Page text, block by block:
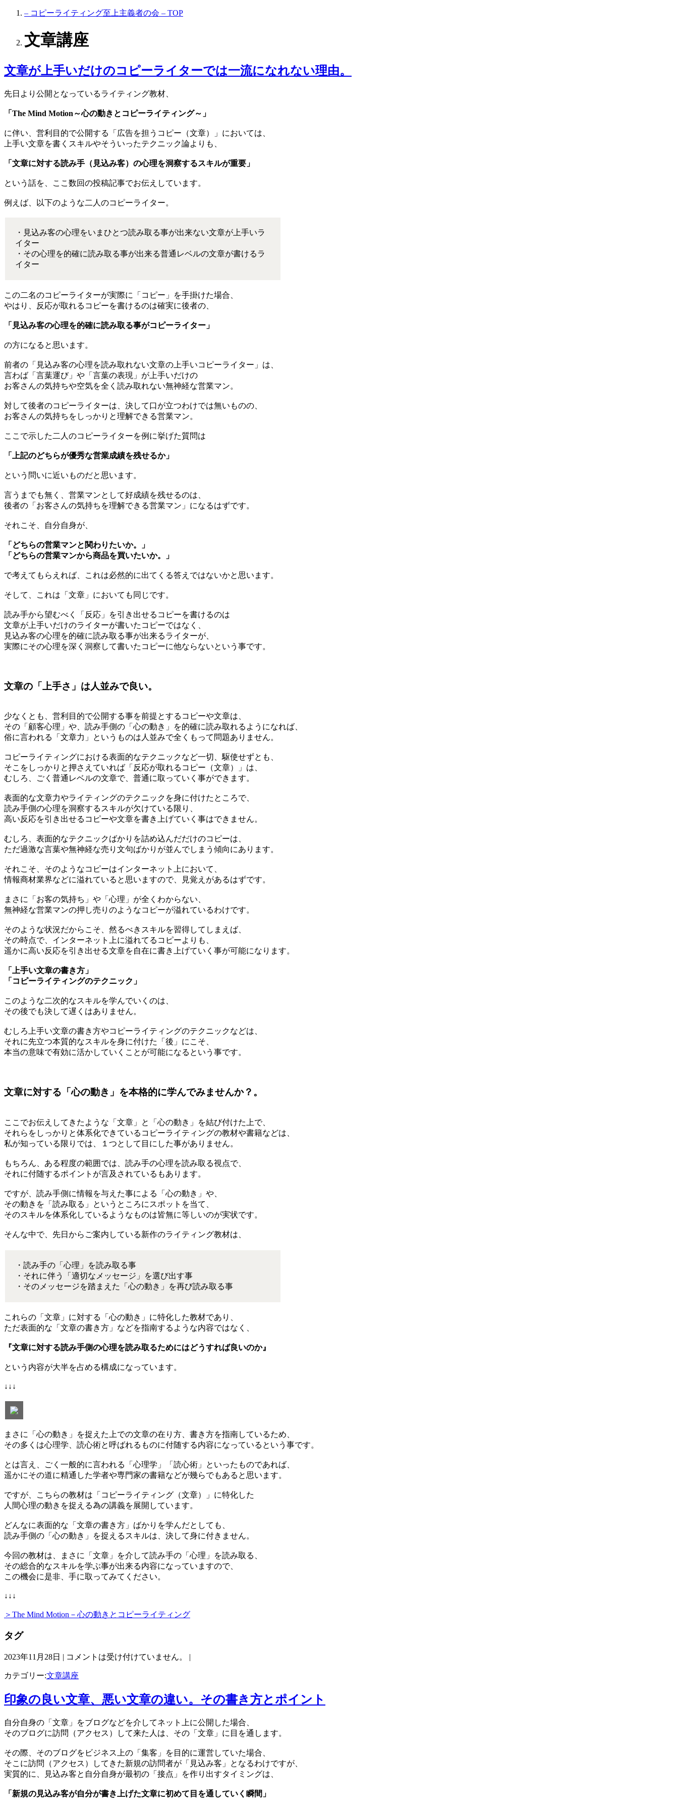
– コピーライティング至上主義者の会 – TOP
文章講座
文章が上手いだけのコピーライターでは一流になれない理由。
先日より公開となっているライティング教材、
「The Mind Motion～心の動きとコピーライティング～」
に伴い、営利目的で公開する「広告を担うコピー（文章）」においては、
上手い文章を書くスキルやそういったテクニック論よりも、
「文章に対する読み手（見込み客）の心理を洞察するスキルが重要」
という話を、ここ数回の投稿記事でお伝えしています。
例えば、以下のような二人のコピーライター。
・見込み客の心理をいまひとつ読み取る事が出来ない文章が上手いラ
イター
・その心理を的確に読み取る事が出来る普通レベルの文章が書けるラ
イター
この二名のコピーライターが実際に「コピー」を手掛けた場合、
やはり、反応が取れるコピーを書けるのは確実に後者の、
「見込み客の心理を的確に読み取る事がコピーライター」
の方になると思います。
前者の「見込み客の心理を読み取れない文章の上手いコピーライター」は、
言わば「言葉運び」や「言葉の表現」が上手いだけの
お客さんの気持ちや空気を全く読み取れない無神経な営業マン。
対して後者のコピーライターは、決して口が立つわけでは無いものの、
お客さんの気持ちをしっかりと理解できる営業マン。
ここで示した二人のコピーライターを例に挙げた質問は
「上記のどちらが優秀な営業成績を残せるか」
という問いに近いものだと思います。
言うまでも無く、営業マンとして好成績を残せるのは、
後者の「お客さんの気持ちを理解できる営業マン」になるはずです。
それこそ、自分自身が、
「どちらの営業マンと関わりたいか。」
「どちらの営業マンから商品を買いたいか。」
で考えてもらえれば、これは必然的に出てくる答えではないかと思います。
そして、これは「文章」においても同じです。
読み手から望むべく「反応」を引き出せるコピーを書けるのは
文章が上手いだけのライターが書いたコピーではなく、
見込み客の心理を的確に読み取る事が出来るライターが、
実際にその心理を深く洞察して書いたコピーに他ならないという事です。
文章の「上手さ」は人並みで良い。
少なくとも、営利目的で公開する事を前提とするコピーや文章は、
その「顧客心理」や、読み手側の「心の動き」を的確に読み取れるようになれば、
俗に言われる「文章力」というものは人並みで全くもって問題ありません。
コピーライティングにおける表面的なテクニックなど一切、駆使せずとも、
そこをしっかりと押さえていれば「反応が取れるコピー（文章）」は、
むしろ、ごく普通レベルの文章で、普通に取っていく事ができます。
表面的な文章力やライティングのテクニックを身に付けたところで、
読み手側の心理を洞察するスキルが欠けている限り、
高い反応を引き出せるコピーや文章を書き上げていく事はできません。
むしろ、表面的なテクニックばかりを詰め込んだだけのコピーは、
ただ過激な言葉や無神経な売り文句ばかりが並んでしまう傾向にあります。
それこそ、そのようなコピーはインターネット上において、
情報商材業界などに溢れていると思いますので、見覚えがあるはずです。
まさに「お客の気持ち」や「心理」が全くわからない、
無神経な営業マンの押し売りのようなコピーが溢れているわけです。
そのような状況だからこそ、然るべきスキルを習得してしまえば、
その時点で、インターネット上に溢れてるコピーよりも、
遥かに高い反応を引き出せる文章を自在に書き上げていく事が可能になります。
「上手い文章の書き方」
「コピーライティングのテクニック」
このような二次的なスキルを学んでいくのは、
その後でも決して遅くはありません。
むしろ上手い文章の書き方やコピーライティングのテクニックなどは、
それに先立つ本質的なスキルを身に付けた「後」にこそ、
本当の意味で有効に活かしていくことが可能になるという事です。
文章に対する「心の動き」を本格的に学んでみませんか？。
ここでお伝えしてきたような「文章」と「心の動き」を結び付けた上で、
それらをしっかりと体系化できているコピーライティングの教材や書籍などは、
私が知っている限りでは、１つとして目にした事がありません。
もちろん、ある程度の範囲では、読み手の心理を読み取る視点で、
それに付随するポイントが言及されているもあります。
ですが、読み手側に情報を与えた事による「心の動き」や、
その動きを「読み取る」というところにスポットを当て、
そのスキルを体系化しているようなものは皆無に等しいのが実状です。
そんな中で、先日からご案内している新作のライティング教材は、
・読み手の「心理」を読み取る事
・それに伴う「適切なメッセージ」を選び出す事
・そのメッセージを踏まえた「心の動き」を再び読み取る事
これらの「文章」に対する「心の動き」に特化した教材であり、
ただ表面的な「文章の書き方」などを指南するような内容ではなく、
『文章に対する読み手側の心理を読み取るためにはどうすれば良いのか』
という内容が大半を占める構成になっています。
↓↓↓
まさに「心の動き」を捉えた上での文章の在り方、書き方を指南しているため、
その多くは心理学、読心術と呼ばれるものに付随する内容になっているという事です。
とは言え、ごく一般的に言われる「心理学」「読心術」といったものであれば、
遥かにその道に精通した学者や専門家の書籍などが幾らでもあると思います。
ですが、こちらの教材は「コピーライティング（文章）」に特化した
人間心理の動きを捉える為の講義を展開しています。
どんなに表面的な「文章の書き方」ばかりを学んだとしても、
読み手側の「心の動き」を捉えるスキルは、決して身に付きません。
今回の教材は、まさに「文章」を介して読み手の「心理」を読み取る、
その総合的なスキルを学ぶ事が出来る内容になっていますので、
この機会に是非、手に取ってみてください。
↓↓↓
＞The Mind Motion－心の動きとコピーライティング
タグ
2023年11月28日 | コメントは受け付けていません。 |
カテゴリー:文章講座
印象の良い文章、悪い文章の違い。その書き方とポイント
自分自身の「文章」をブログなどを介してネット上に公開した場合、
そのブログに訪問（アクセス）して来た人は、その「文章」に目を通します。
その際、そのブログをビジネス上の「集客」を目的に運営していた場合、
そこに訪問（アクセス）してきた新規の訪問者が「見込み客」となるわけですが、
実質的に、見込み客と自分自身が最初の「接点」を作り出すタイミングは、
「新規の見込み客が自分が書き上げた文章に初めて目を通していく瞬間」